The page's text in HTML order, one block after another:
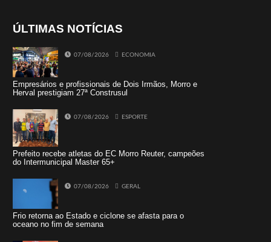
ÚLTIMAS NOTÍCIAS
07/08/2026 ECONOMIA
Empresários e profissionais de Dois Irmãos, Morro e
Herval prestigiam 27ª Construsul
07/08/2026 ESPORTE
Prefeito recebe atletas do EC Morro Reuter, campeões
do Intermunicipal Master 65+
07/08/2026 GERAL
Frio retorna ao Estado e ciclone se afasta para o
oceano no fim de semana